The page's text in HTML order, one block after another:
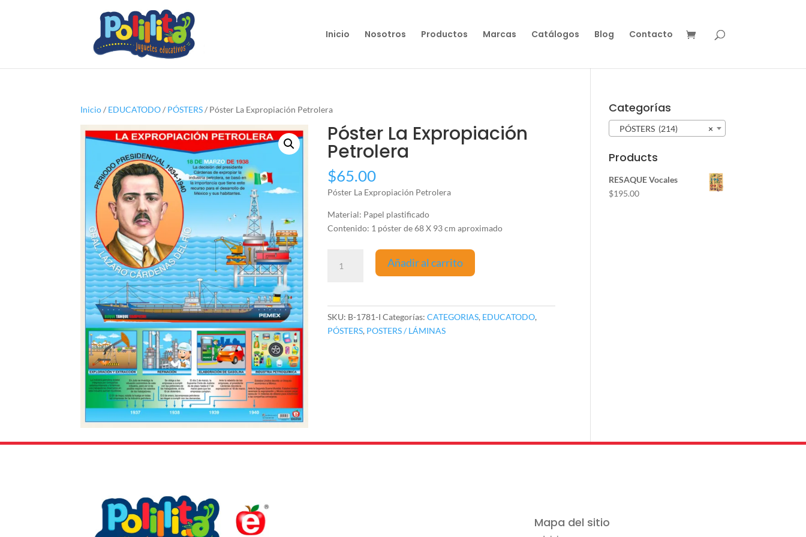
Inicio Nosotros Productos Marcas Catálogos Blog Contacto
Inicio/ EDUCATODO/ PÓSTERS/ Póster La Expropiación Petrolera
Póster La Expropiación
Petrolera
$65.00
Póster La Expropiación Petrolera
Material: Papel plastificado
Contenido: 1 póster de 68 X 93 cm aproximado
Añadir al carrito
SKU: B-1781-I Categorías:CATEGORIAS, EDUCATODO,
PÓSTERS, POSTERS / LÁMINAS
Categorías
×
PÓSTERS (214)
Products
RESAQUE Vocales
$195.00
Mapa del sitio